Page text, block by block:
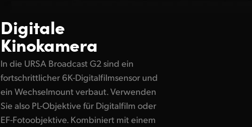
Digitale
Kinokamera
In die URSA Broadcast G2 sind ein
fortschrittlicher 6K-Digitalfilmsensor und
ein Wechselmount verbaut. Verwenden
Sie also PL-Objektive für Digitalfilm oder
EF-Fotoobjektive. Kombiniert mit einem